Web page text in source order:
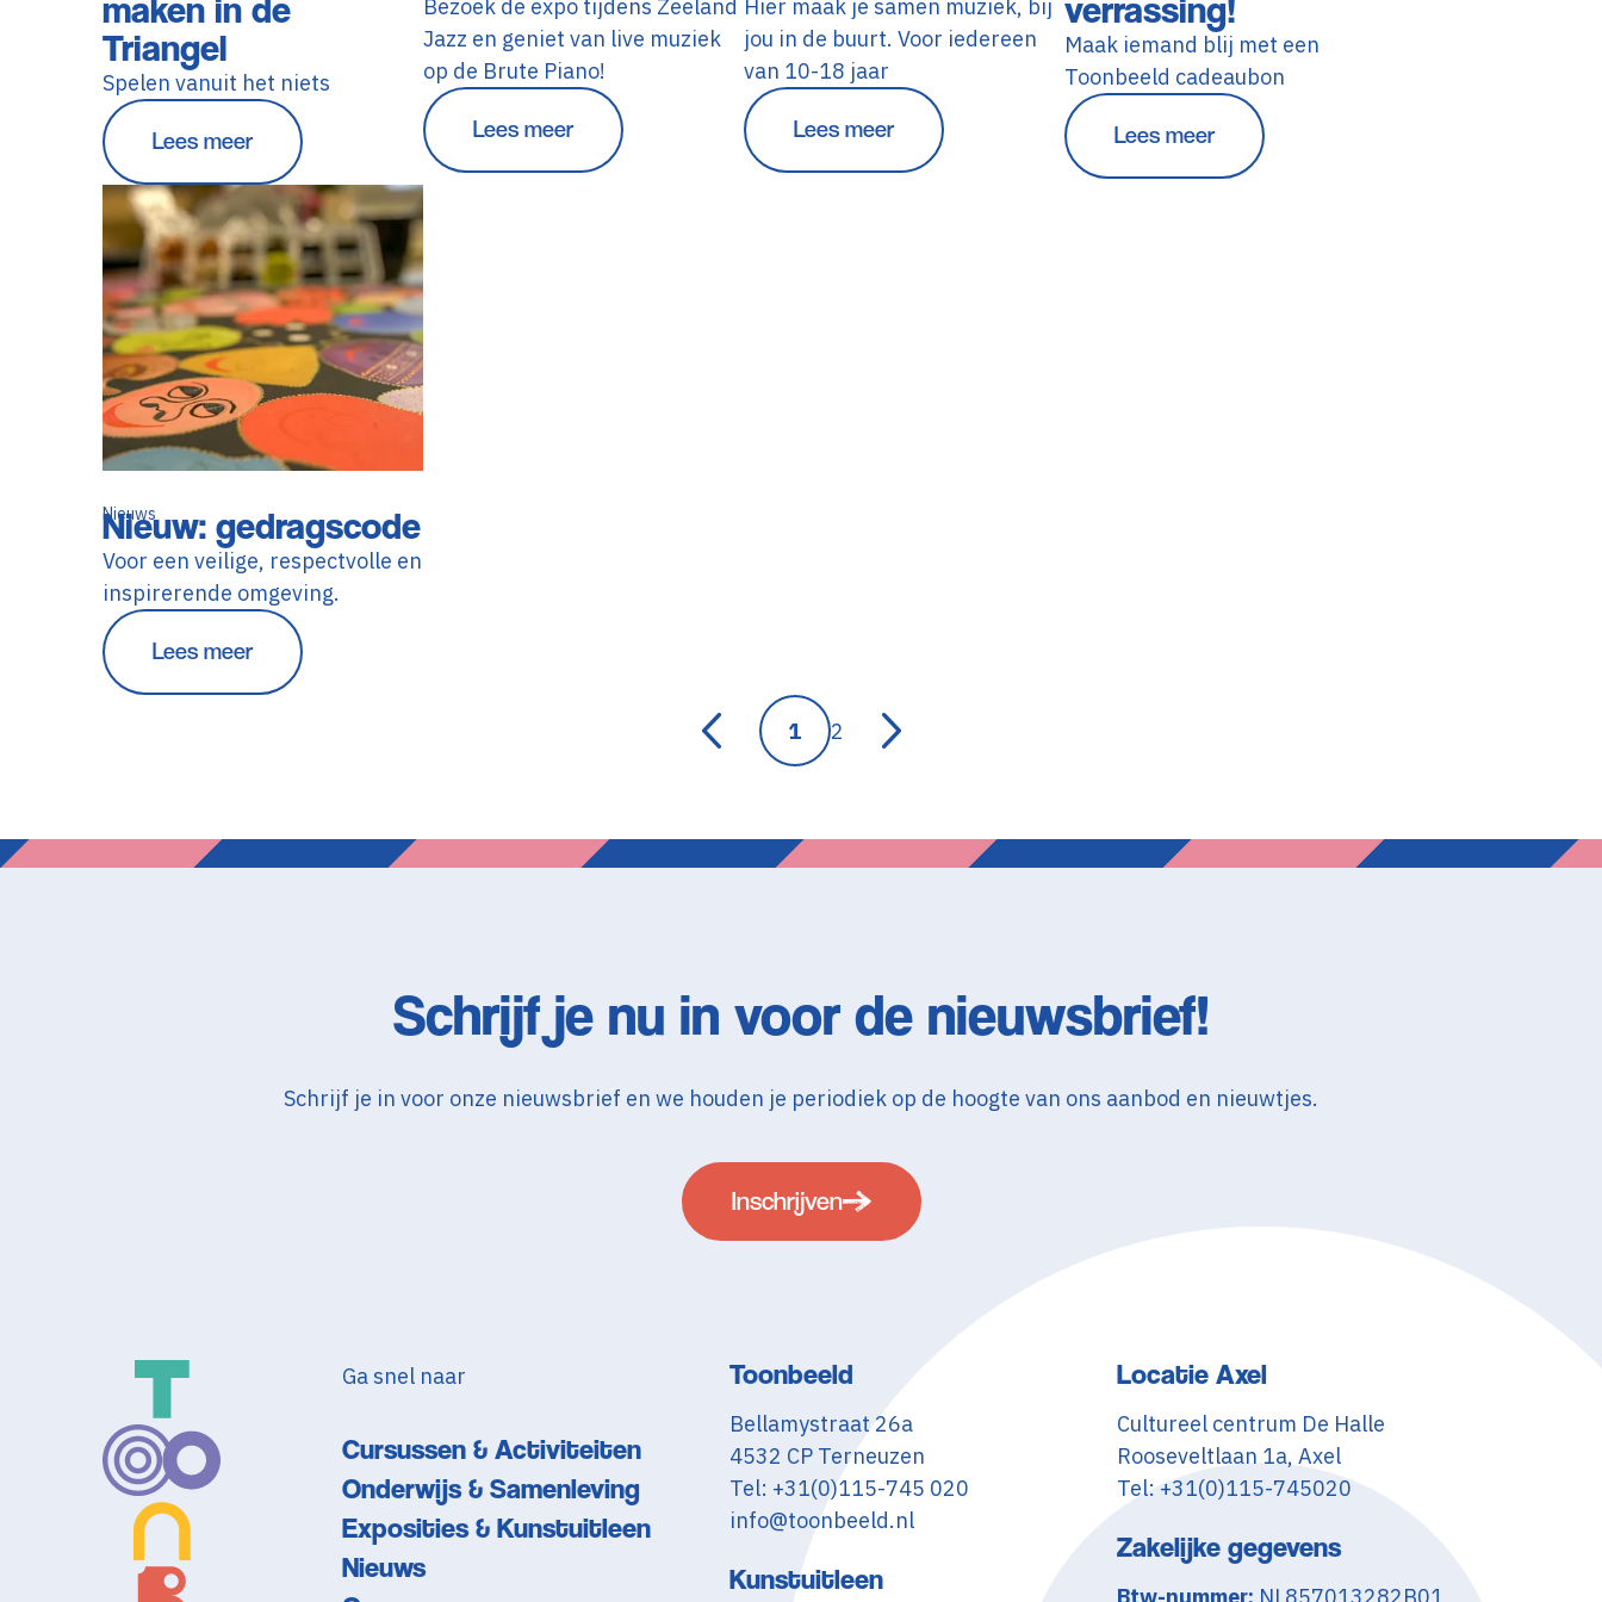
maken in de
Triangel
Spelen vanuit het niets
Lees meer
Bezoek de expo tijdens Zeeland
Jazz en geniet van live muziek
op de Brute Piano!
Lees meer
Hier maak je samen muziek, bij
jou in de buurt. Voor iedereen
van 10-18 jaar
Lees meer
verrassing!
Maak iemand blij met een
Toonbeeld cadeaubon
Lees meer
Nieuws
Nieuw: gedragscode
Voor een veilige, respectvolle en
inspirerende omgeving.
Lees meer
1 2
Schrijf je nu in voor de nieuwsbrief!
Schrijf je in voor onze nieuwsbrief en we houden je periodiek op de hoogte van ons aanbod en nieuwtjes.
Inschrijven
Ga snel naar
Cursussen & Activiteiten
Onderwijs & Samenleving
Exposities & Kunstuitleen
Nieuws
Toonbeeld
Bellamystraat 26a
4532 CP Terneuzen
Tel: +31(0)115-745 020
info@toonbeeld.nl
Kunstuitleen
Locatie Axel
Cultureel centrum De Halle
Rooseveltlaan 1a, Axel
Tel: +31(0)115-745020
Zakelijke gegevens